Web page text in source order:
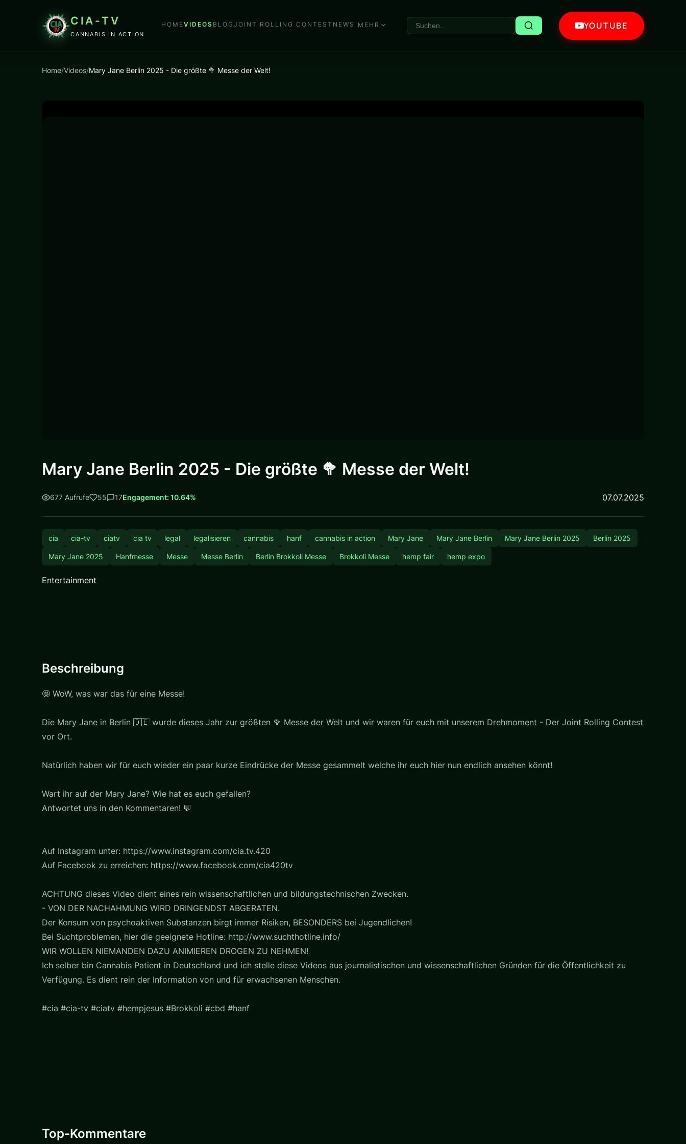
CIA-TV
CANNABIS IN ACTION
HOMEVIDEOS BLOGJOINT ROLLING CONTEST NEWS MEHR YOUTUBE
Home/Videos/Mary Jane Berlin 2025 - Die größte 🥦 Messe der Welt!
Mary Jane Berlin 2025 - Die größte 🥦 Messe der Welt!
677 Aufrufe 55 17Engagement: 10.64% 07.07.2025
cia cia-tv ciatv cia tv legal legalisieren cannabis hanf cannabis in action Mary Jane Mary Jane Berlin Mary Jane Berlin 2025 Berlin 2025
Mary Jane 2025 Hanfmesse Messe Messe Berlin Berlin Brokkoli Messe Brokkoli Messe hemp fair hemp expo
Entertainment
Beschreibung
🤩 WoW, was war das für eine Messe!
Die Mary Jane in Berlin 🇩🇪 wurde dieses Jahr zur größten 🥦 Messe der Welt und wir waren für euch mit unserem Drehmoment - Der Joint Rolling Contest
vor Ort.
Natürlich haben wir für euch wieder ein paar kurze Eindrücke der Messe gesammelt welche ihr euch hier nun endlich ansehen könnt!
Wart ihr auf der Mary Jane? Wie hat es euch gefallen?
Antwortet uns in den Kommentaren! 💬
Auf Instagram unter: https://www.instagram.com/cia.tv.420
Auf Facebook zu erreichen: https://www.facebook.com/cia420tv
ACHTUNG dieses Video dient eines rein wissenschaftlichen und bildungstechnischen Zwecken.
- VON DER NACHAHMUNG WIRD DRINGENDST ABGERATEN.
Der Konsum von psychoaktiven Substanzen birgt immer Risiken, BESONDERS bei Jugendlichen!
Bei Suchtproblemen, hier die geeignete Hotline: http://www.suchthotline.info/
WIR WOLLEN NIEMANDEN DAZU ANIMIEREN DROGEN ZU NEHMEN!
Ich selber bin Cannabis Patient in Deutschland und ich stelle diese Videos aus journalistischen und wissenschaftlichen Gründen für die Öffentlichkeit zu
Verfügung. Es dient rein der Information von und für erwachsenen Menschen.
#cia #cia-tv #ciatv #hempjesus #Brokkoli #cbd #hanf
Top-Kommentare